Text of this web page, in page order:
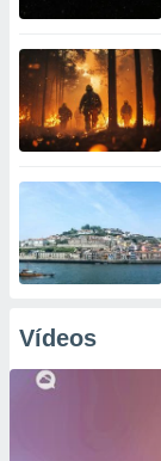
Vídeos